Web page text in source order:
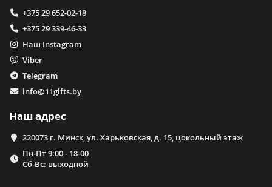
+375 29 652-02-18
+375 29 339-46-33
Наш Instagram
Viber
Telegram
info@11gifts.by
Наш адрес
220073 г. Минск, ул. Харьковская, д. 15, цокольный этаж
Пн-Пт 9:00 - 18-00
Сб-Вс: выходной